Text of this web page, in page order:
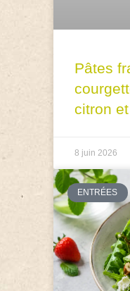
Pâtes
citron
8 juin 2026
ENTRÉES